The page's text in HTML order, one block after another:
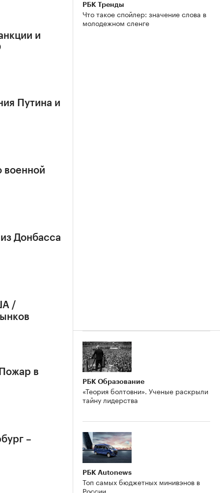
и
Путина и
военной
Донбасса
/
в
–
РБК Тренды
Что такое спойлер: значение слова в
молодежном сленге
РБК Образование
«Теория болтовни». Ученые раскрыли
тайну лидерства
РБК Autonews
Топ самых бюджетных минивэнов в
России